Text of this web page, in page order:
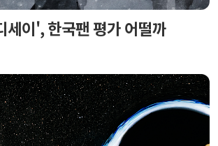
세이', 한국팬 평가 어떨까